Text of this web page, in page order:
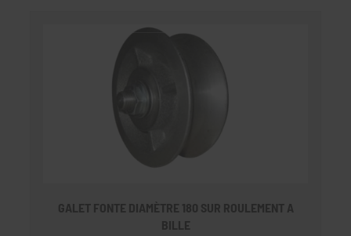
GALET FONTE DIAMÈTRE 180 SUR ROULEMENT A
BILLE